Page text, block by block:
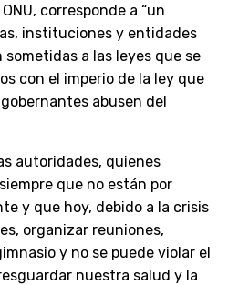
corresponde a “un
instituciones y entidades
a las leyes que se
con el imperio de la ley que
abusen del
autoridades, quienes
que no están por
y que hoy, debido a la crisis
organizar reuniones,
y no se puede violar el
nuestra salud y la